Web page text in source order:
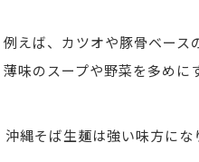
えば、カツオや豚骨ベー
味のスープや野菜を多めに
縄そば生麺は強い味方にな